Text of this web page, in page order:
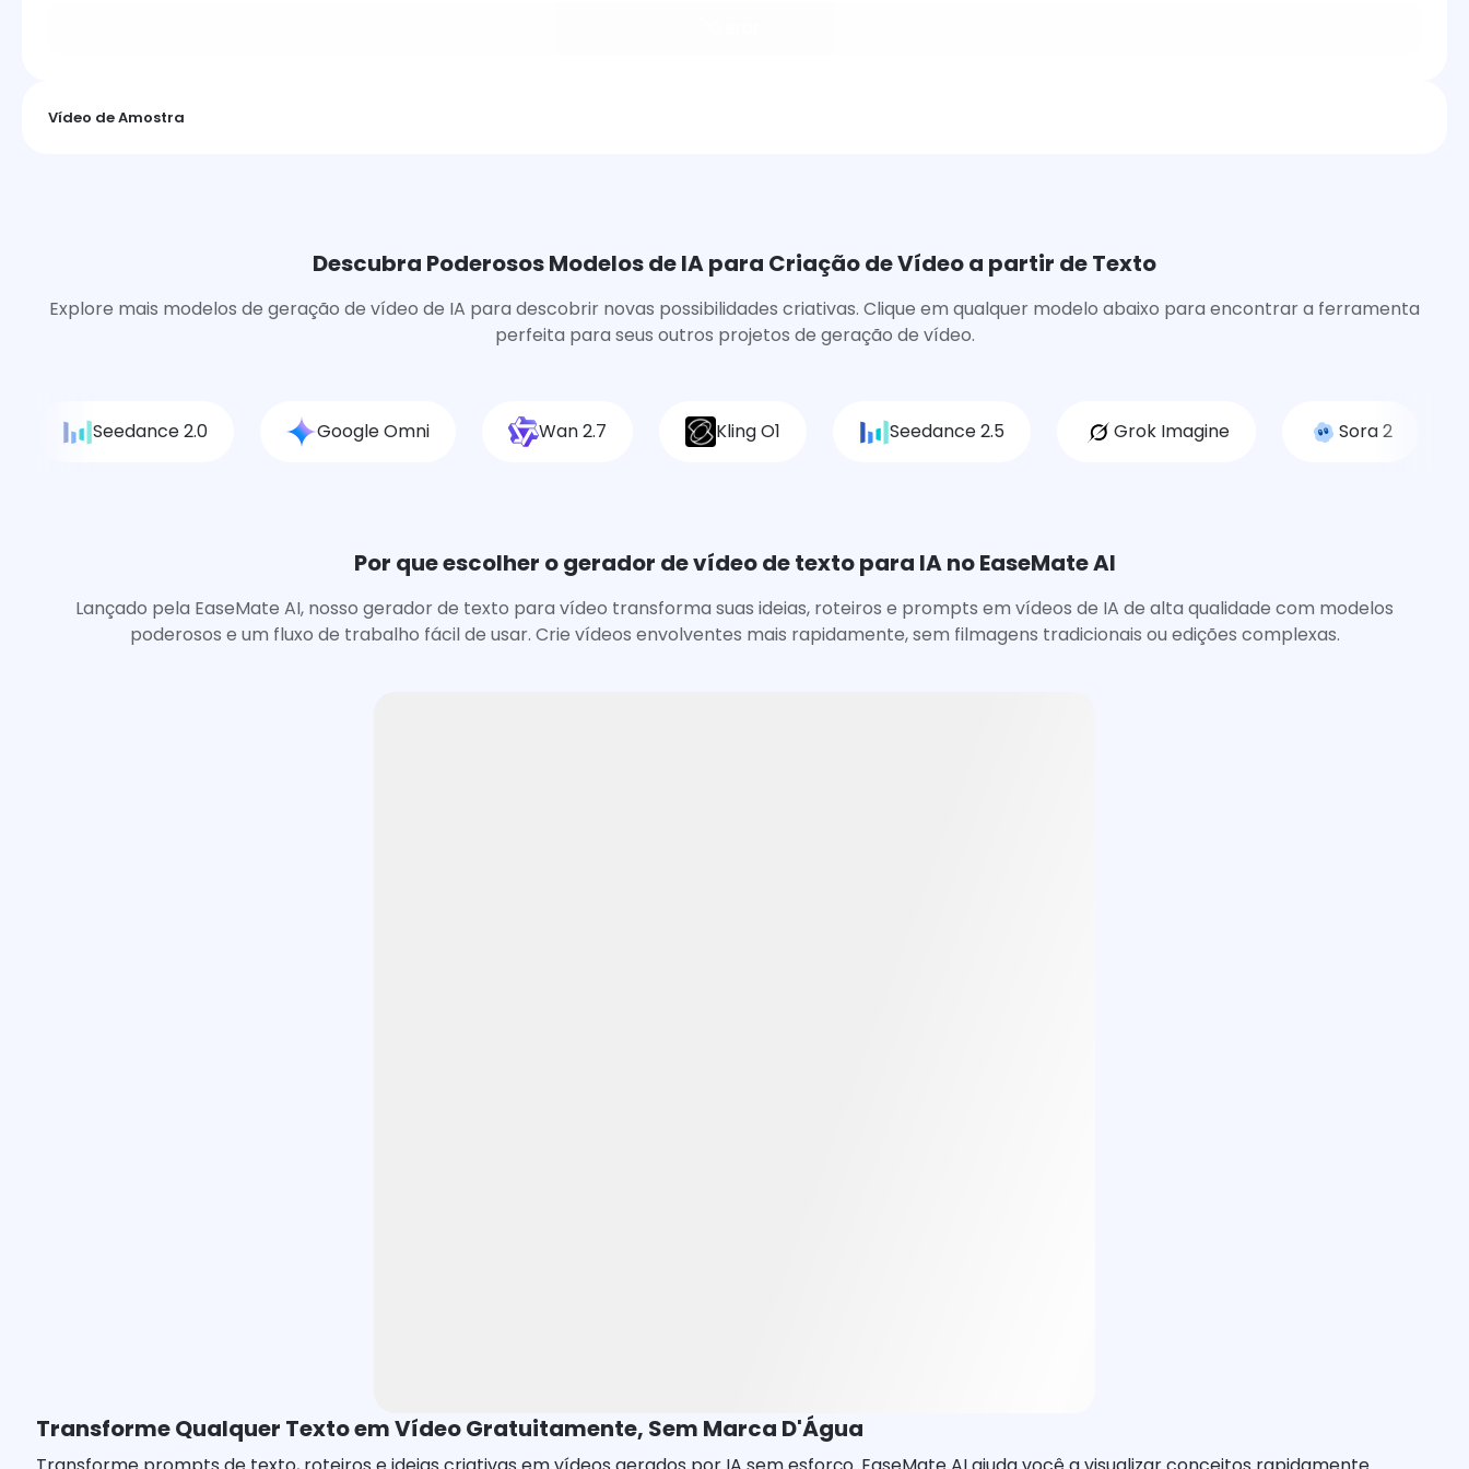
Vídeo de Amostra
Descubra Poderosos Modelos de IA para Criação de Vídeo a partir de Texto
Explore mais modelos de geração de vídeo de IA para descobrir novas possibilidades criativas. Clique em qualquer modelo abaixo para encontrar a ferramenta
perfeita para seus outros projetos de geração de vídeo.
Seedance 2.0 Google Omni Wan 2.7 Kling O1 Seedance 2.5 Grok Imagine Sora 2
Por que escolher o gerador de vídeo de texto para IA no EaseMate AI
Lançado pela EaseMate AI, nosso gerador de texto para vídeo transforma suas ideias, roteiros e prompts em vídeos de IA de alta qualidade com modelos
poderosos e um fluxo de trabalho fácil de usar. Crie vídeos envolventes mais rapidamente, sem filmagens tradicionais ou edições complexas.
Transforme Qualquer Texto em Vídeo Gratuitamente, Sem Marca D'Água